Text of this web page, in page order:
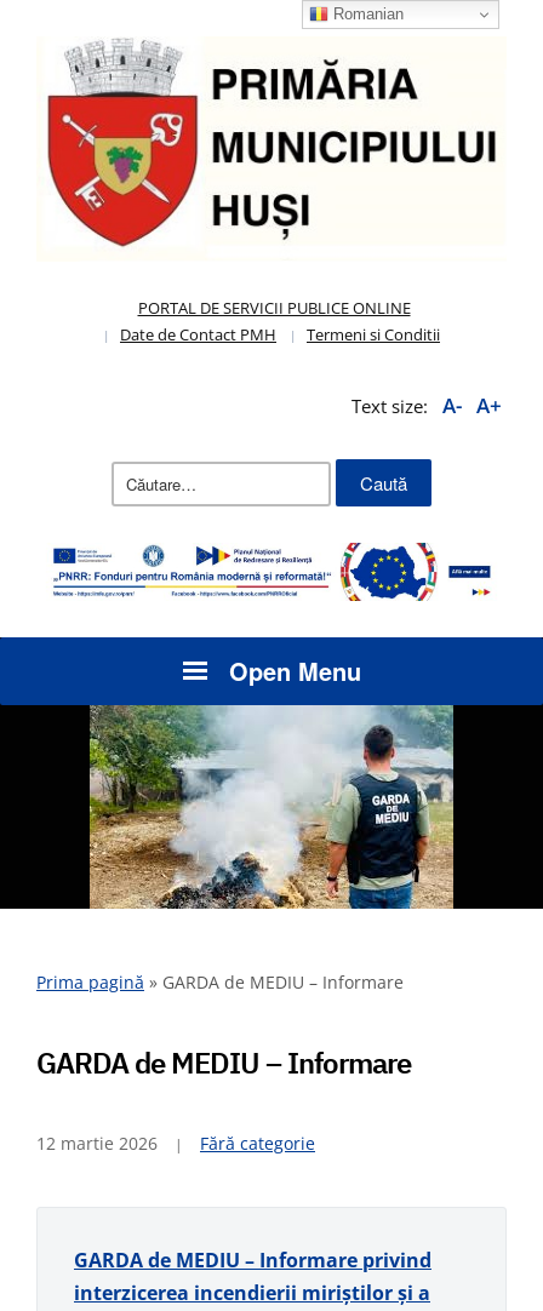
PORTAL DE SERVICII PUBLICE ONLINE
Date de Contact PMH
Termeni si Conditii
Text size: A- A+
Caută
Open Menu
Prima pagină » GARDA de MEDIU – Informare
GARDA de MEDIU – Informare
12 martie 2026 Fără categorie
GARDA de MEDIU – Informare privind
interzicerea incendierii miriștilor și a
Romanian